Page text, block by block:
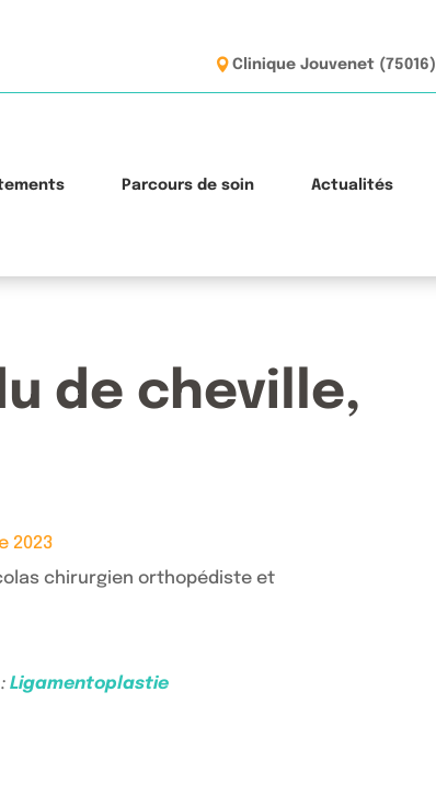
Clinique Jouvenet (75016)
Parcours de soin Actualités
de cheville,
2023
Ligamentoplastie